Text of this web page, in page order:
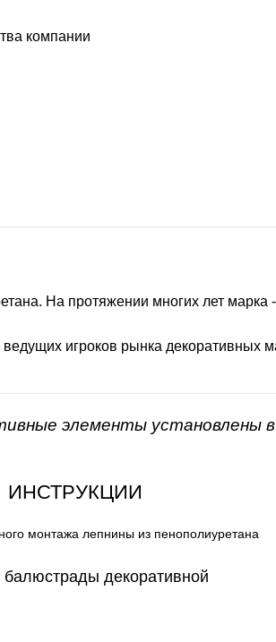
компании
На протяжении многих лет марка
игроков рынка декоративных
элементы установлены
ИНСТРУКЦИИ
монтажа лепнины из пенополиуретана
декоративной